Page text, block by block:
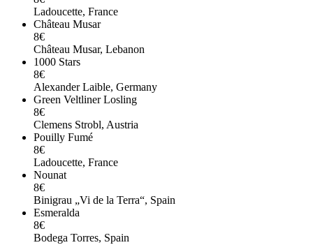
Ladoucette, France
Château Musar
8€
Château Musar, Lebanon
1000 Stars
8€
Alexander Laible, Germany
Green Veltliner Losling
8€
Clemens Strobl, Austria
Pouilly Fumé
8€
Ladoucette, France
Nounat
8€
Binigrau „Vi de la Terra“, Spain
Esmeralda
8€
Bodega Torres, Spain